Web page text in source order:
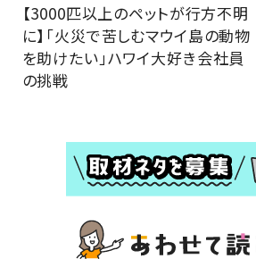
【3000匹以上のペットが行方不明
に】「火災で苦しむマウイ島の動物
を助けたい」ハワイ大好き会社員
の挑戦